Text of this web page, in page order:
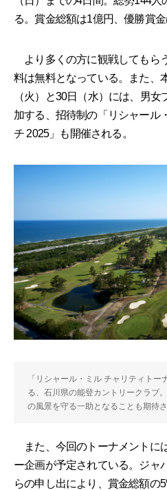
る。賞金総額は1億円、優勝賞金
より多くの方に観戦してもら
料は無料となっている。また、
（火）と30日（水）には、男
加する、招待制の「リシャール
チ 2025」も開催される。
「リシャール・ミル チャリティト
る、石川県の能登カントリークラブ
の風景を守る一助となることも期待さ
また、今回のトーナメントに
ー企画が予定されている。ジャ
らの申し出により、賞金総額の